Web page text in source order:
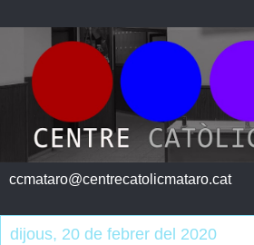
ccmataro@centrecatolicmataro.cat
dijous, 20 de febrer del 2020